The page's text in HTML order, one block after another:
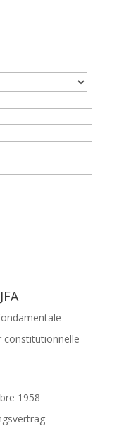
constitutionnelle
1958